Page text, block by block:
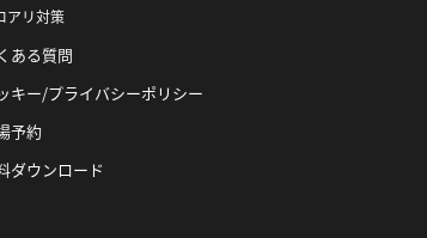
アリ対策
ある質問
キー/プライバシーポリシー
予約
ダウンロード